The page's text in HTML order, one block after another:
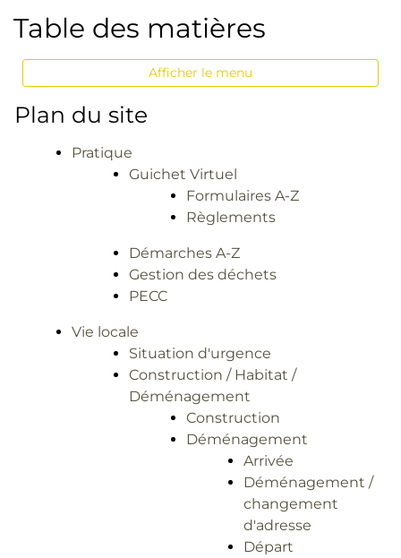
Table des matières
Afficher le menu
Plan du site
Pratique
Guichet Virtuel
Formulaires A-Z
Règlements
Démarches A-Z
Gestion des déchets
PECC
Vie locale
Situation d'urgence
Construction / Habitat /
Déménagement
Construction
Déménagement
Arrivée
Déménagement /
changement
d'adresse
Départ